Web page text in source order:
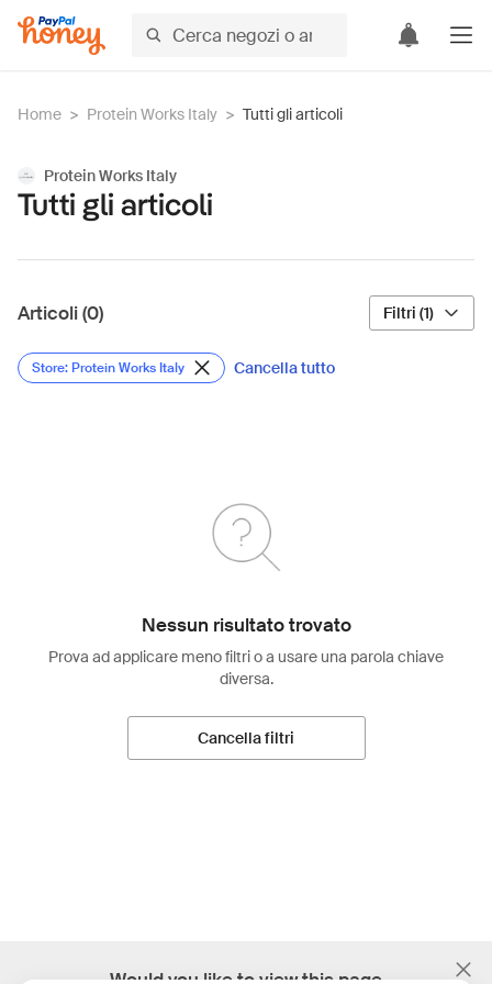
Home > Protein Works Italy > Tutti gli articoli
Protein Works Italy
Tutti gli articoli
Articoli (0) Filtri (1)
Store: Protein Works Italy Cancella tutto
Nessun risultato trovato
Prova ad applicare meno filtri o a usare una parola chiave
diversa.
Cancella filtri